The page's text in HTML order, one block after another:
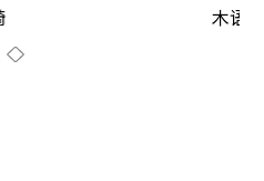
木语